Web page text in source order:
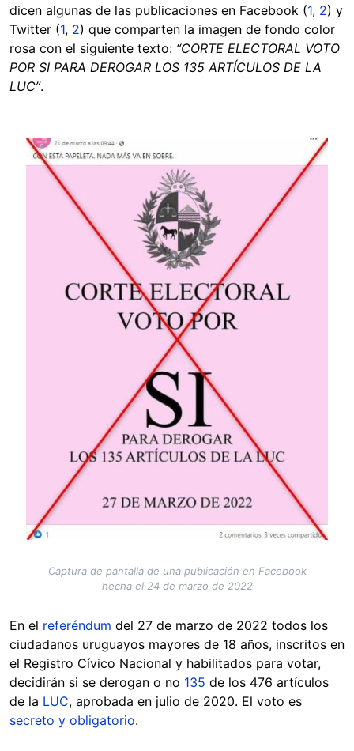
dicen algunas de las publicaciones en Facebook (1, 2) y
Twitter (1, 2) que comparten la imagen de fondo color
rosa con el siguiente texto: “CORTE ELECTORAL VOTO
POR SI PARA DEROGAR LOS 135 ARTÍCULOS DE LA
LUC”.
Image
Captura de pantalla de una publicación en Facebook
hecha el 24 de marzo de 2022
En el referéndum del 27 de marzo de 2022 todos los
ciudadanos uruguayos mayores de 18 años, inscritos en
el Registro Cívico Nacional y habilitados para votar,
decidirán si se derogan o no 135 de los 476 artículos
de la LUC, aprobada en julio de 2020. El voto es
secreto y obligatorio.